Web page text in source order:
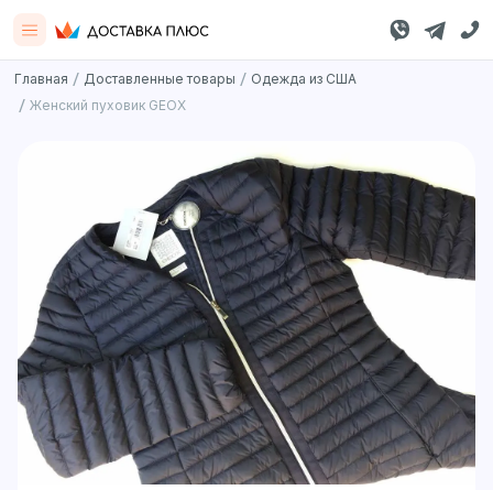
Главная / Доставленные товары / Одежда из США
/ Женский пуховик GEOX